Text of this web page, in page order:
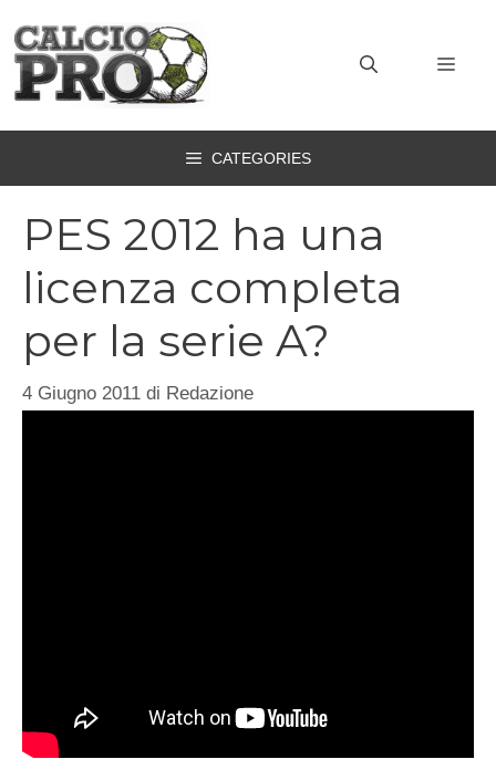
contenuto
CATEGORIES
PES 2012 ha una
licenza completa
per la serie A?
4 Giugno 2011 di Redazione